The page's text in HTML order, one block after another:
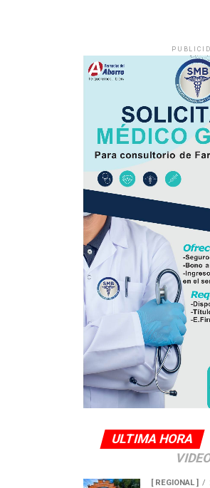
ULTIMA HORA
[ REGIONAL ]